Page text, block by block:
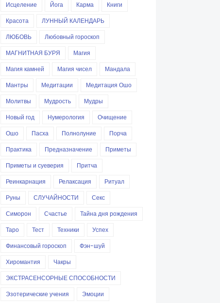
Исцеление
Йога Карма
Книги
Красота
ЛУННЫЙ КАЛЕНДАРЬ
ЛЮБОВЬ
Любовный гороскоп
МАГНИТНАЯ БУРЯ
Магия
Магия камней
Магия чисел
Мандала
Мантры
Медитации
Медитация Ошо
Молитвы
Мудрость
Мудры
Новый год
Нумерология
Очищение
Ошо
Пасха Полнолуние
Порча
Практика
Предназначение
Приметы
Приметы и суеверия
Притча
Реинкарнация
Релаксация
Ритуал
Руны
СЛУЧАЙНОСТИ
Секс
Симорон
Счастье
Тайна дня рождения
Таро
Тест Техники
Успех
Финансовый гороскоп
Фэн-шуй
Хиромантия
Чакры
ЭКСТРАСЕНСОРНЫЕ СПОСОБНОСТИ
Эзотерические учения
Эмоции